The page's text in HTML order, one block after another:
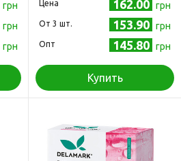
грн
грн
грн
Цена 162.00 грн
Oт 3 шт. 153.90 грн
Опт 145.80 грн
Купить